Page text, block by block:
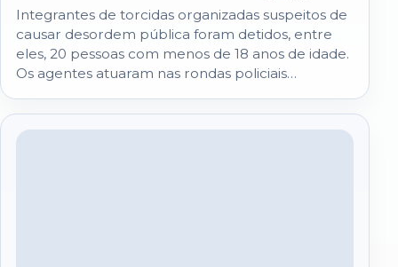
Integrantes de torcidas organizadas suspeitos de
causar desordem pública foram detidos, entre
eles, 20 pessoas com menos de 18 anos de idade.
Os agentes atuaram nas rondas policiais…